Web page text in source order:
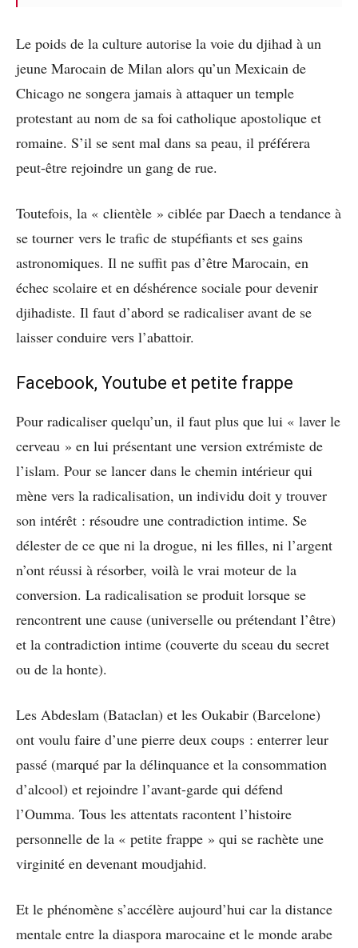
Le poids de la culture autorise la voie du djihad à un
jeune Marocain de Milan alors qu’un Mexicain de
Chicago ne songera jamais à attaquer un temple
protestant au nom de sa foi catholique apostolique et
romaine. S’il se sent mal dans sa peau, il préférera
peut-être rejoindre un gang de rue.
Toutefois, la « clientèle » ciblée par Daech a tendance à
se tourner vers le trafic de stupéfiants et ses gains
astronomiques. Il ne suffit pas d’être Marocain, en
échec scolaire et en déshérence sociale pour devenir
djihadiste. Il faut d’abord se radicaliser avant de se
laisser conduire vers l’abattoir.
Facebook, Youtube et petite frappe
Pour radicaliser quelqu’un, il faut plus que lui « laver le
cerveau » en lui présentant une version extrémiste de
l’islam. Pour se lancer dans le chemin intérieur qui
mène vers la radicalisation, un individu doit y trouver
son intérêt : résoudre une contradiction intime. Se
délester de ce que ni la drogue, ni les filles, ni l’argent
n’ont réussi à résorber, voilà le vrai moteur de la
conversion. La radicalisation se produit lorsque se
rencontrent une cause (universelle ou prétendant l’être)
et la contradiction intime (couverte du sceau du secret
ou de la honte).
Les Abdeslam (Bataclan) et les Oukabir (Barcelone)
ont voulu faire d’une pierre deux coups : enterrer leur
passé (marqué par la délinquance et la consommation
d’alcool) et rejoindre l’avant-garde qui défend
l’Oumma. Tous les attentats racontent l’histoire
personnelle de la « petite frappe » qui se rachète une
virginité en devenant moudjahid.
Et le phénomène s’accélère aujourd’hui car la distance
mentale entre la diaspora marocaine et le monde arabe